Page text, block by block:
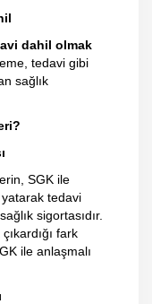
dahil olmak
tedavi gibi
sağlık
SGK ile
tedavi
sigortasıdır.
fark
ile anlaşmalı